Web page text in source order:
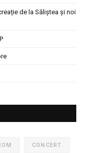
de la Săliștea și noi
CONCERT